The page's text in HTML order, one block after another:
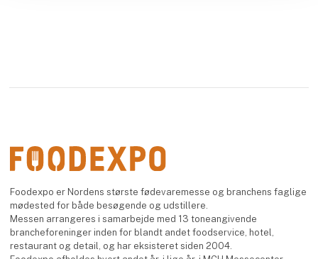
Foodexpo er Nordens største fødevaremesse og branchens faglige
mødested for både besøgende og udstillere.
Messen arrangeres i samarbejde med 13 toneangivende
brancheforeninger inden for blandt andet foodservice, hotel,
restaurant og detail, og har eksisteret siden 2004.